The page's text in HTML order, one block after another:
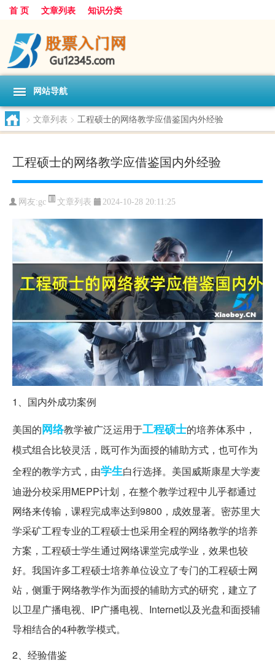
首 页 文章列表 知识分类
网站导航
> 文章列表 > 工程硕士的网络教学应借鉴国内外经验
工程硕士的网络教学应借鉴国内外经验
网友:gc 文章列表 2024-10-28 20:11:25
1、国内外成功案例
美国的网络教学被广泛运用于工程硕士的培养体系中，
模式组合比较灵活，既可作为面授的辅助方式，也可作为
全程的教学方式，由学生白行选择。美国威斯康星大学麦
迪逊分校采用MEPP计划，在整个教学过程中儿乎都通过
网络来传输，课程完成率达到9800，成效显著。密苏里大
学采矿工程专业的工程硕士也采用全程的网络教学的培养
方案，工程硕士学生通过网络课堂完成学业，效果也较
好。我国许多工程硕士培养单位设立了专门的工程硕士网
站，侧重于网络教学作为面授的辅助方式的研究，建立了
以卫星广播电视、IP广播电视、Internet以及光盘和面授辅
导相结合的4种教学模式。
2、经验借鉴